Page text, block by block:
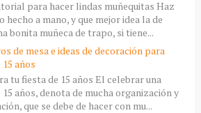
para hacer lindas muñequitas Haz
hecho a mano, y que mejor idea la de
bonita muñeca de trapo, si tiene...
de mesa e ideas de decoración para
años
tu fiesta de 15 años El celebrar una
años, denota de mucha organización y
que se debe de hacer con mu...